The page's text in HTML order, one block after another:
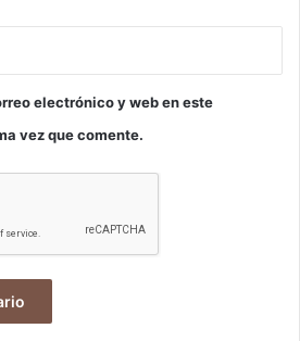
electrónico y web en este
vez que comente.